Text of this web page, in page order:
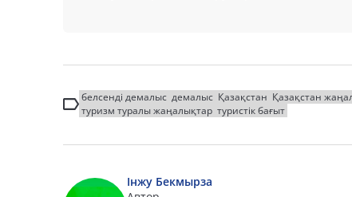
белсенді демалыс демалыс Қазақстан Қазақстан
туризм туралы жаңалықтар туристік бағыт
Інжу Бекмырза